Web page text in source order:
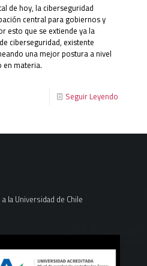
de hoy, la ciberseguridad
central para gobiernos y
esto que se extiende ya la
ciberseguridad, existente
una mejor postura a nivel
materia.
Seguir Leyendo
la Universidad de Chile